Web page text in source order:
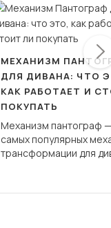
МЕХАНИЗМ
ДЛЯ ДИВАНА: ЧТО
КАК РАБОТАЕТ И
ПОКУПАТЬ
Механизм пантограф
самых популярных
трансформации для
сиденье не